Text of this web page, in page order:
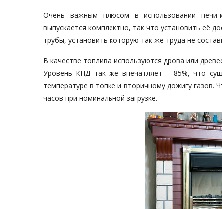
Очень важным плюсом в использовании
выпускается комплектно, так что установить её
трубы, установить которую так же труда не
В качестве топлива используются дрова или
Уровень КПД так же впечатляет – 85%, что
температуре в топке и вторичному дожигу газов.
часов при номинальной загрузке.